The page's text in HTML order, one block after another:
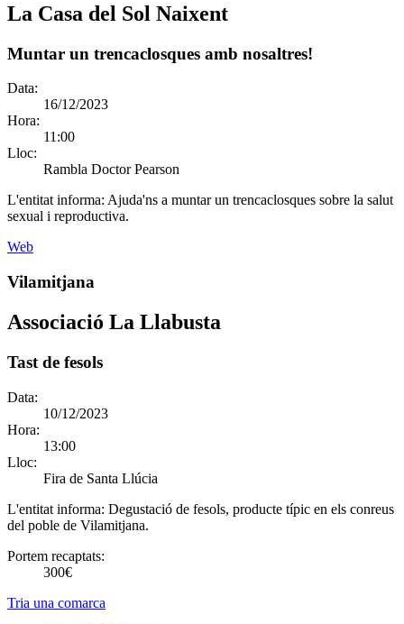
La Casa del Sol Naixent
Muntar un trencaclosques amb nosaltres!
Data:
16/12/2023
Hora:
11:00
Lloc:
Rambla Doctor Pearson
L'entitat informa: Ajuda'ns a muntar un trencaclosques sobre la salut
sexual i reproductiva.
Web
Vilamitjana
Associació La Llabusta
Tast de fesols
Data:
10/12/2023
Hora:
13:00
Lloc:
Fira de Santa Llúcia
L'entitat informa: Degustació de fesols, producte típic en els conreus
del poble de Vilamitjana.
Portem recaptats:
300€
Tria una comarca